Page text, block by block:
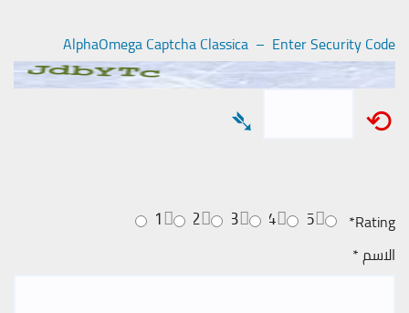
AlphaOmega Captcha Classica – Enter Security Code
⟲
➴
Rating
*
5
4
3
2
1
الاسم*